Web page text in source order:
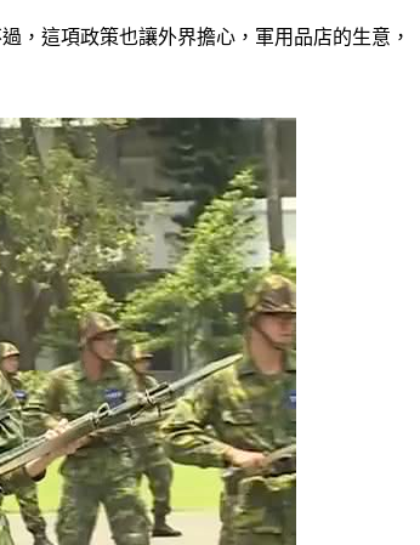
，這項政策也讓外界擔心，軍用品店的生意，